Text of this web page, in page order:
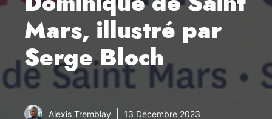
Mars, illustré par
Serge Bloch
Alexis Tremblay 13 Décembre 2023